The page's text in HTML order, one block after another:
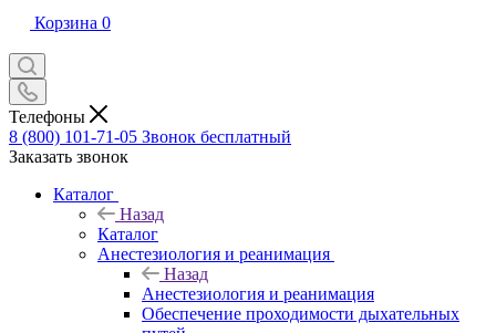
Корзина 0
Телефоны
8 (800) 101-71-05 Звонок бесплатный
Заказать звонок
Каталог
Назад
Каталог
Анестезиология и реанимация
Назад
Анестезиология и реанимация
Обеспечение проходимости дыхательных